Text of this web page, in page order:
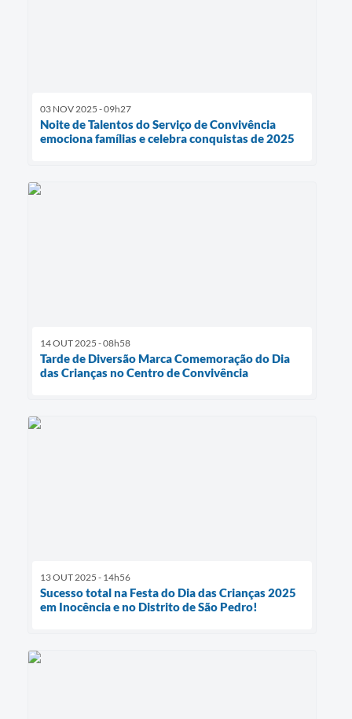
03 NOV 2025 - 09h27
Noite de Talentos do Serviço de Convivência
emociona famílias e celebra conquistas de 2025
14 OUT 2025 - 08h58
Tarde de Diversão Marca Comemoração do Dia
das Crianças no Centro de Convivência
13 OUT 2025 - 14h56
Sucesso total na Festa do Dia das Crianças 2025
em Inocência e no Distrito de São Pedro!